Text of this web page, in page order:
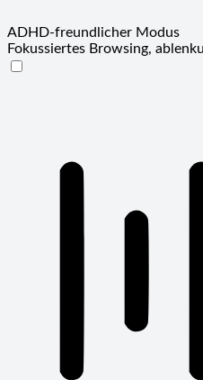
ADHD-freundlicher Modus
Fokussiertes Browsing,